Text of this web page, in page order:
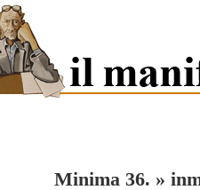
Minima 36. »